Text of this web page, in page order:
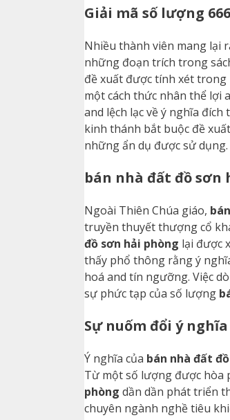
Giải mã số lượng
Nhiều thành viên mang lại
những đoạn trích trong
đề xuất được tính xét trong
một cách thức nhân thể lợi
and lệch lạc về ý nghĩa
kinh thánh bắt buộc đề
những ẩn dụ được sử dụng.
bán nhà đất đồ
Ngoài Thiên Chúa giáo,
truyền thuyết thượng cổ
đồ sơn hải phòng lại được
thấy phổ thông rằng ý
hoá and tín ngưỡng. Việc
sự phức tạp của số lượng
Sự nuốm đổi ý
Ý nghĩa của bán nhà đất
Từ một số lượng được hòa
phòng dần dần phát triển
chuyên ngành nghề tiêu